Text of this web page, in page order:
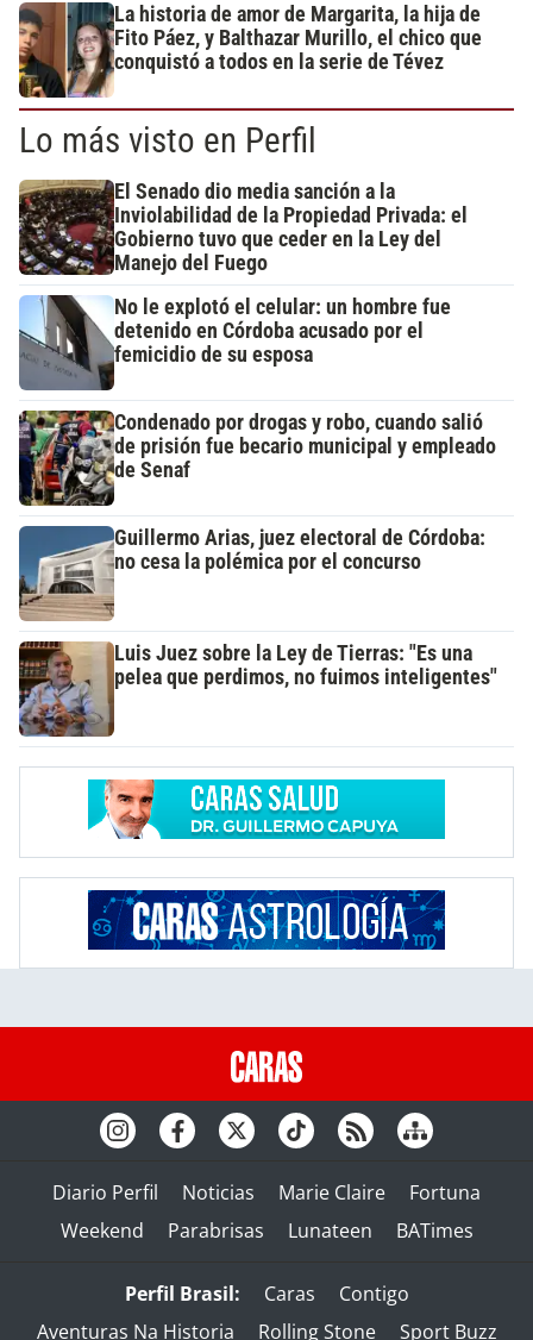
La historia de amor de Margarita, la hija de
Fito Páez, y Balthazar Murillo, el chico que
conquistó a todos en la serie de Tévez
Lo más visto en Perfil
El Senado dio media sanción a la
Inviolabilidad de la Propiedad Privada: el
Gobierno tuvo que ceder en la Ley del
Manejo del Fuego
No le explotó el celular: un hombre fue
detenido en Córdoba acusado por el
femicidio de su esposa
Condenado por drogas y robo, cuando salió
de prisión fue becario municipal y empleado
de Senaf
Guillermo Arias, juez electoral de Córdoba:
no cesa la polémica por el concurso
Luis Juez sobre la Ley de Tierras: "Es una
pelea que perdimos, no fuimos inteligentes"
Diario Perfil Noticias Marie Claire
Fortuna
Weekend
Parabrisas Lunateen BATimes
Perfil Brasil: Caras
Contigo
Aventuras Na Historia
Rolling Stone Sport Buzz